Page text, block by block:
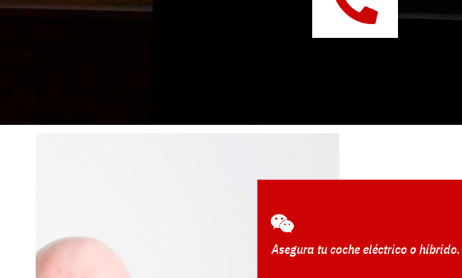
Asegura tu coche eléctrico o híbrido.